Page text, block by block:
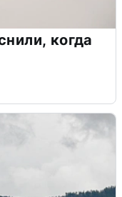
когда